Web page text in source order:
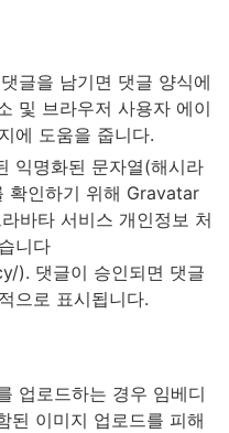
글을 남기면 댓글 양식에
및 브라우저 사용자 에이
에 도움을 줍니다.
익명화된 문자열(해시라
확인하기 위해 Gravatar
바타 서비스 개인정보 처
니다
댓글이 승인되면 댓글
으로 표시됩니다.
업로드하는 경우 임베디
된 이미지 업로드를 피해